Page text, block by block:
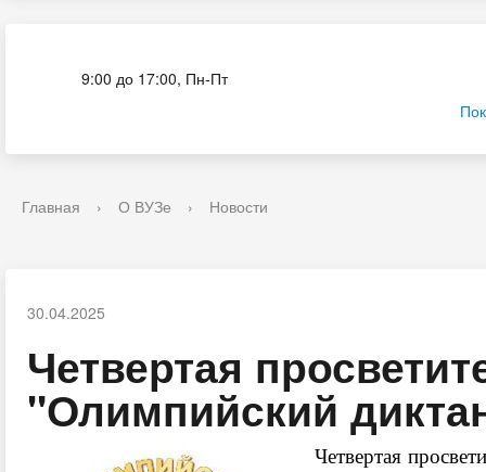
9:00 до 17:00, Пн-Пт
Главная › О ВУЗе › Новости
30.04.2025
Четвертая
"Олимпийский
Четвертая